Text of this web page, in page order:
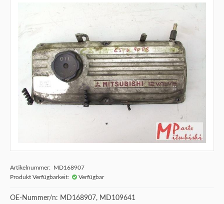
Artikelnummer: MD168907
Produkt Verfügbarkeit:
Verfügbar
OE-Nummer/n: MD168907, MD109641